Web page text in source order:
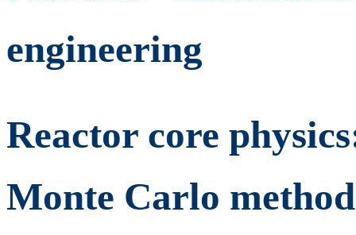
engineering
Reactor core
Monte Carlo